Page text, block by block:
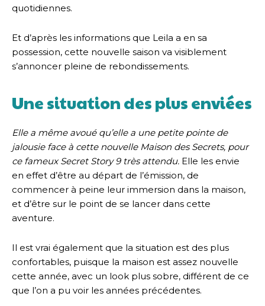
quotidiennes.
Et d’après les informations que Leila a en sa
possession, cette nouvelle saison va visiblement
s’annoncer pleine de rebondissements.
Une situation des plus enviées
Elle a même avoué qu’elle a une petite pointe de
jalousie face à cette nouvelle Maison des Secrets, pour
ce fameux Secret Story 9 très attendu. Elle les envie
en effet d’être au départ de l’émission, de
commencer à peine leur immersion dans la maison,
et d’être sur le point de se lancer dans cette
aventure.
Il est vrai également que la situation est des plus
confortables, puisque la maison est assez nouvelle
cette année, avec un look plus sobre, différent de ce
que l’on a pu voir les années précédentes.